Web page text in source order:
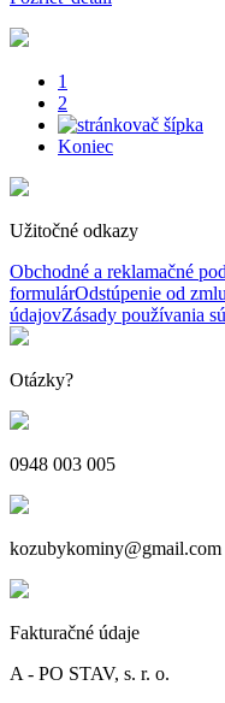
1
2
Koniec
Užitočné odkazy
Obchodné a reklamačné
formulárOdstúpenie od
údajovZásady používania
Otázky?
0948 003 005
kozubykominy@gmail.com
Fakturačné údaje
A - PO STAV, s. r. o.